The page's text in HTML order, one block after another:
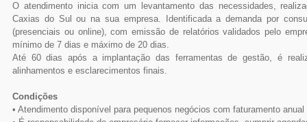
O atendimento inicia com um levantamento das necessidades,
Caxias do Sul ou na sua empresa. Identificada a demanda por
(presenciais ou online), com emissão de relatórios validados pelo
mínimo de 7 dias e máximo de 20 dias.
Até 60 dias após a implantação das ferramentas de gestão, é
alinhamentos e esclarecimentos finais.
Condições
• Atendimento disponível para pequenos negócios com faturamento